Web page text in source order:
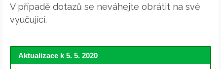
V případě dotazů se neváhejte obrátit na své
vyučující.
Aktualizace k 5. 5. 2020